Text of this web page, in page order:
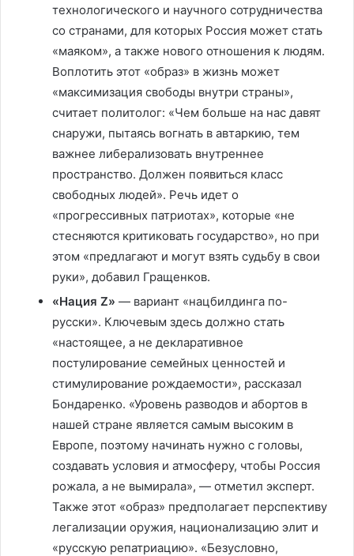
технологического и научного сотрудничества
со странами, для которых Россия может стать
«маяком», а также нового отношения к людям.
Воплотить этот «образ» в жизнь может
«максимизация свободы внутри страны»,
считает политолог: «Чем больше на нас давят
снаружи, пытаясь вогнать в автаркию, тем
важнее либерализовать внутреннее
пространство. Должен появиться класс
свободных людей». Речь идет о
«прогрессивных патриотах», которые «не
стесняются критиковать государство», но при
этом «предлагают и могут взять судьбу в свои
руки», добавил Гращенков.
«Нация Z» — вариант «нацбилдинга по-
русски». Ключевым здесь должно стать
«настоящее, а не декларативное
постулирование семейных ценностей и
стимулирование рождаемости», рассказал
Бондаренко. «Уровень разводов и абортов в
нашей стране является самым высоким в
Европе, поэтому начинать нужно с головы,
создавать условия и атмосферу, чтобы Россия
рожала, а не вымирала», — отметил эксперт.
Также этот «образ» предполагает перспективу
легализации оружия, национализацию элит и
«русскую репатриацию». «Безусловно,